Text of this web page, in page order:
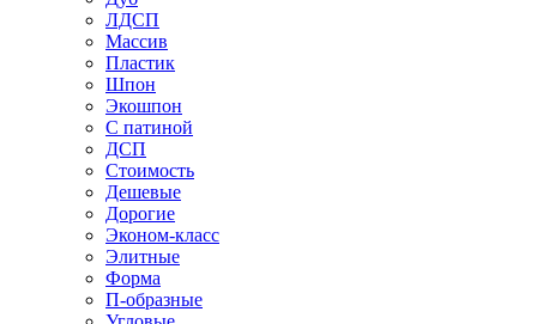
ЛДСП
Массив
Пластик
Шпон
Экошпон
С патиной
ДСП
Стоимость
Дешевые
Дорогие
Эконом-класс
Элитные
Форма
П-образные